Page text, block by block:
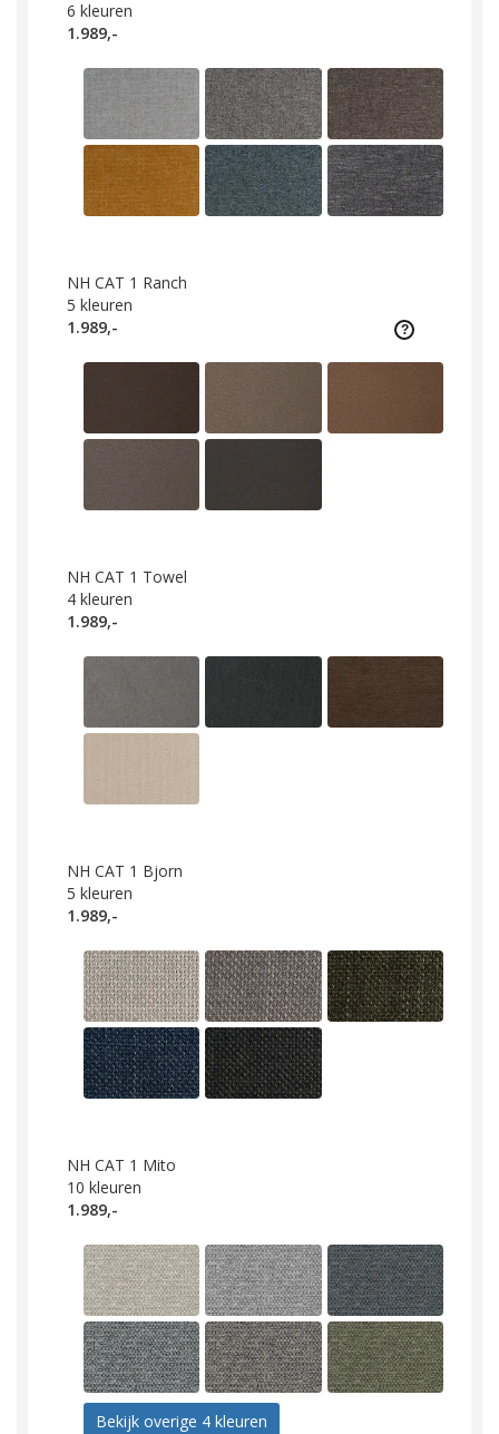
6 kleuren
1.989,-
NH CAT 1 Ranch
5 kleuren
1.989,-
NH CAT 1 Towel
4 kleuren
1.989,-
NH CAT 1 Bjorn
5 kleuren
1.989,-
NH CAT 1 Mito
10 kleuren
1.989,-
Bekijk overige 4 kleuren